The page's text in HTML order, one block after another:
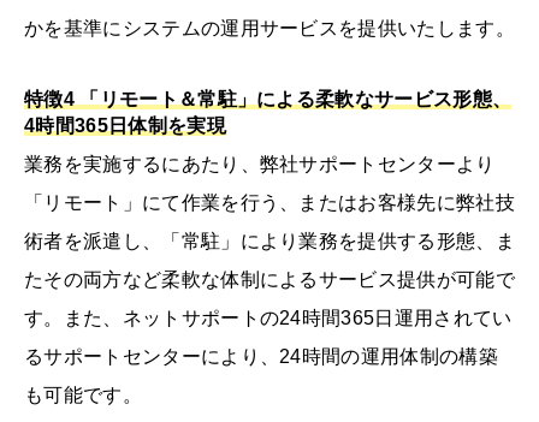
かを基準にシステムの運用サービスを提供いたします。
特徴4 「リモート＆常駐」による柔軟なサービス形態、
4時間365日体制を実現
業務を実施するにあたり、弊社サポートセンターより
「リモート」にて作業を行う、またはお客様先に弊社技
術者を派遣し、「常駐」により業務を提供する形態、ま
たその両方など柔軟な体制によるサービス提供が可能で
す。また、ネットサポートの24時間365日運用されてい
るサポートセンターにより、24時間の運用体制の構築
も可能です。